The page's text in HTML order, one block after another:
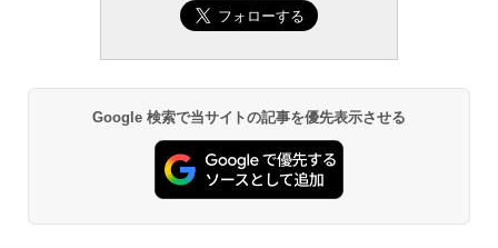
Google 検索で当サイトの記事を優先表示させる